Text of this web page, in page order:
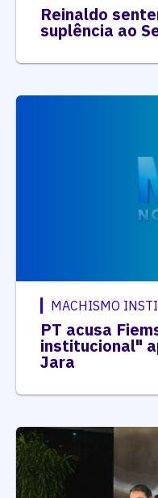
Reinaldo
suplência ao
MACHISMO
PT acusa
institucional"
Jara